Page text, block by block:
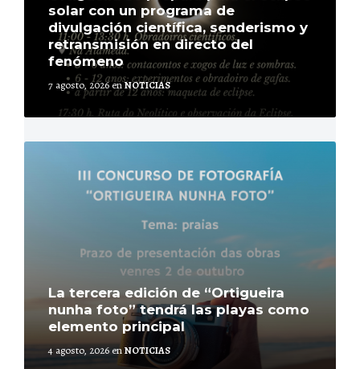
solar con un programa de
divulgación científica, senderismo y
retransmisión en directo del
fenómeno
7 agosto, 2026enNOTICIAS
La tercera edición de “Ortigueira
nunha foto” tendrá las playas como
elemento principal
4 agosto, 2026 enNOTICIAS
Más